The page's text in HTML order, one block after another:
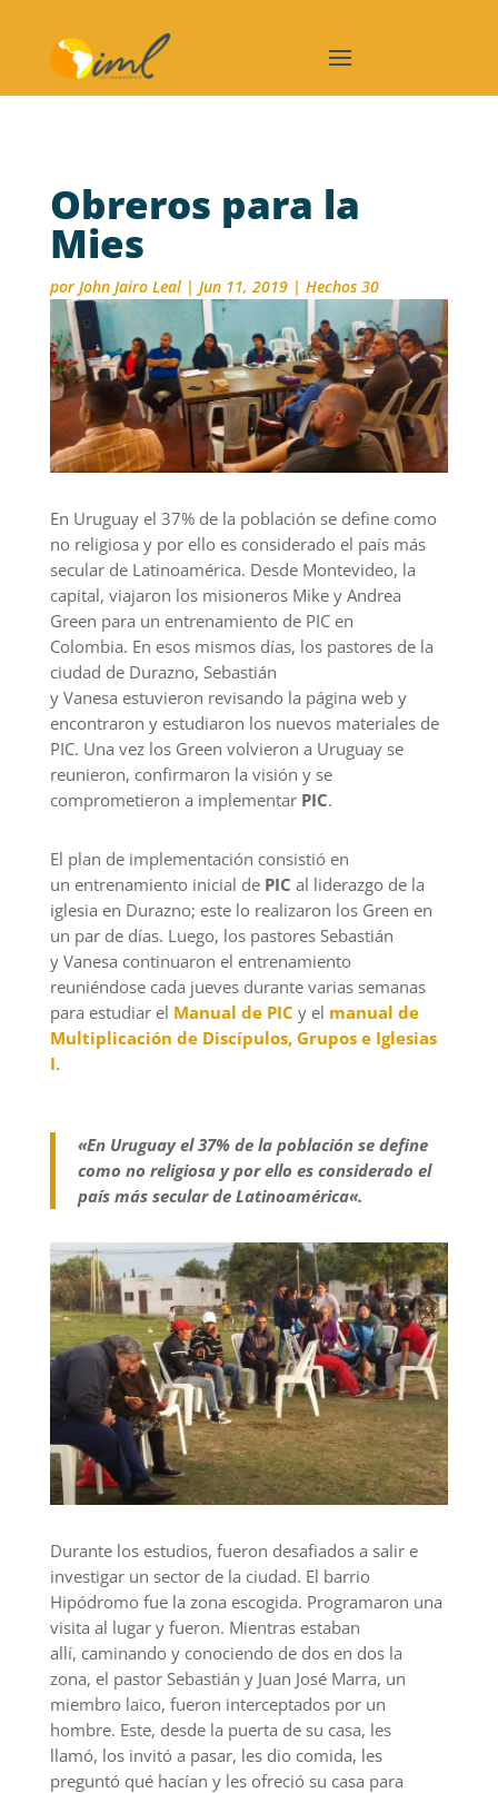
Obreros para la
Mies
por John Jairo Leal| Jun 11, 2019| Hechos 30
En Uruguay el 37% de la población se define como
no religiosa y por ello es considerado el país más
secular de Latinoamérica. Desde Montevideo, la
capital, viajaron los misioneros Mike y Andrea
Green para un entrenamiento de PIC en
Colombia. En esos mismos días, los pastores de la
ciudad de Durazno, Sebastián
y Vanesa estuvieron revisando la página web y
encontraron y estudiaron los nuevos materiales de
PIC. Una vez los Green volvieron a Uruguay se
reunieron, confirmaron la visión y se
comprometieron a implementar PIC.
El plan de implementación consistió en
un entrenamiento inicial de PIC al liderazgo de la
iglesia en Durazno; este lo realizaron los Green en
un par de días. Luego, los pastoresSebastián
y Vanesa continuaron el entrenamiento
reuniéndose cada jueves durante varias semanas
para estudiar el Manual de PIC y el manual de
Multiplicación de Discípulos, Grupos e Iglesias
I.
«En Uruguay el 37% de la población se define
como no religiosa y por ello es considerado el
país más secular de Latinoamérica«.
Durante los estudios, fueron desafiados a salir e
investigar un sector de la ciudad. El barrio
Hipódromo fue la zona escogida. Programaron una
visita al lugar y fueron. Mientras estaban
allí, caminando y conociendo de dos en dos la
zona, el pastor Sebastián y Juan José Marra, un
miembro laico, fueron interceptados por un
hombre. Este, desde la puerta de su casa, les
llamó, los invitó a pasar, les dio comida, les
preguntó qué hacían y les ofreció su casa para